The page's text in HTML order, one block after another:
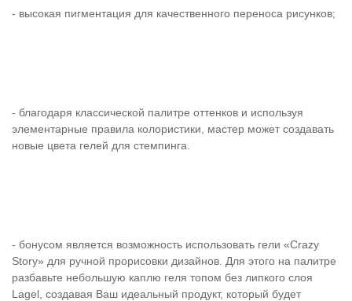
- высокая пигментация для качественного переноса рисунков;
- благодаря классической палитре оттенков и используя
элементарные правила колористики, мастер может создавать
новые цвета гелей для стемпинга.
- бонусом является возможность использовать гели «Crazy
Story» для ручной прорисовки дизайнов. Для этого на палитре
разбавьте небольшую каплю геля топом без липкого слоя
Lagel, создавая Ваш идеальный продукт, который будет